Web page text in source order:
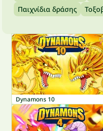
Παιχνίδια δράσης
Dynamons 10